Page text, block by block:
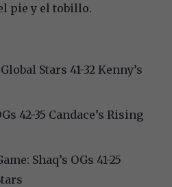
pie y el tobillo.
Stars 41-32 Kenny’s
42-35 Candace’s Rising
Shaq’s OGs 41-25